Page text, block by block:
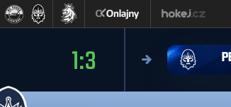
čtvrtek 13.8.2026
Liberec
Kladno